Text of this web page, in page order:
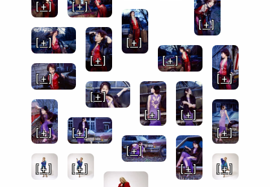
[ + ]
[ + ]
[ + ]
[ + ]
[ + ]
[ + ]
[ + ]
[ + ]
[ + ]
[ + ]
[ + ]
[ + ]
[ + ]
[ + ]
[ + ]
[ + ]
[ + ]
[ + ] [ + ] [ + ]